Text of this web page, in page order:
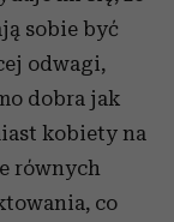
sobie być
odwagi,
dobra jak
kobiety na
równych
co